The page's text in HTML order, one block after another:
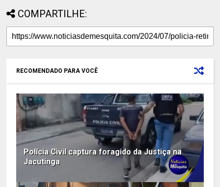
COMPARTILHE:
RECOMENDADO PARA VOCÊ
Polícia Civil captura foragido da Justiça na
Jacutinga